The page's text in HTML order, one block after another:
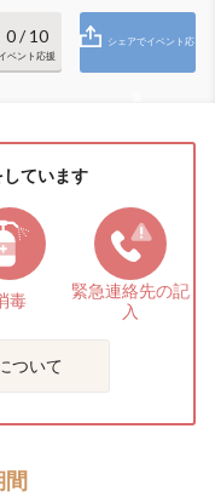
0/ 10
ベント応援
シェアでイベント応
ています
毒 緊急連絡先の記
入
ついて
間